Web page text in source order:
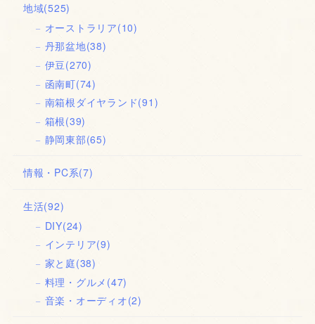
地域(525)
オーストラリア(10)
丹那盆地(38)
伊豆(270)
函南町(74)
南箱根ダイヤランド(91)
箱根(39)
静岡東部(65)
情報・PC系(7)
生活(92)
DIY(24)
インテリア(9)
家と庭(38)
料理・グルメ (47)
音楽・オーディオ(2)